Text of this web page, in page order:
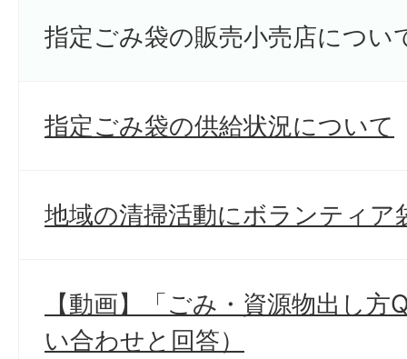
指定ごみ袋の販売小売店につい
指定ごみ袋の供給状況について
地域の清掃活動にボランティア
【動画】「ごみ・資源物出し
い合わせと回答）